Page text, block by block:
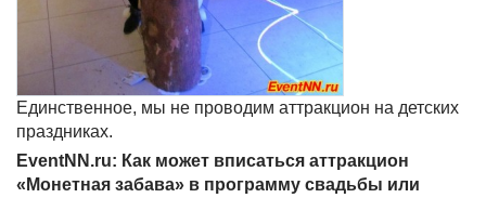
Единственное, мы не проводим аттракцион на детских
праздниках.
EventNN.ru: Как может вписаться аттракцион
«Монетная забава» в программу свадьбы или